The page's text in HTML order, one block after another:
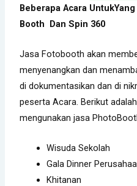
Beberapa Acara
Booth Dan Spin 360
Jasa Fotobooth akan
menyenangkan dan
di dokumentasikan dan di
peserta Acara. Berikut
mengunakan jasa
Wisuda Sekolah
Gala Dinner
Khitanan